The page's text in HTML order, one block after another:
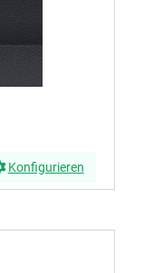
Konfigurieren